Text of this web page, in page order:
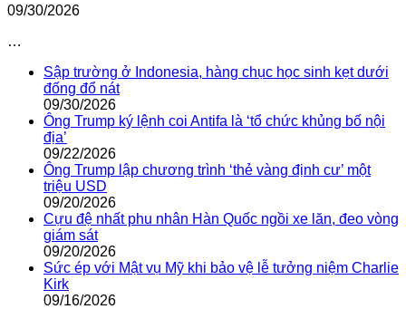
09/30/2026
…
Sập trường ở Indonesia, hàng chục học sinh kẹt dưới
đống đổ nát
09/30/2026
Ông Trump ký lệnh coi Antifa là ‘tổ chức khủng bố nội
địa’
09/22/2026
Ông Trump lập chương trình ‘thẻ vàng định cư’ một
triệu USD
09/20/2026
Cựu đệ nhất phu nhân Hàn Quốc ngồi xe lăn, đeo vòng
giám sát
09/20/2026
Sức ép với Mật vụ Mỹ khi bảo vệ lễ tưởng niệm Charlie
Kirk
09/16/2026